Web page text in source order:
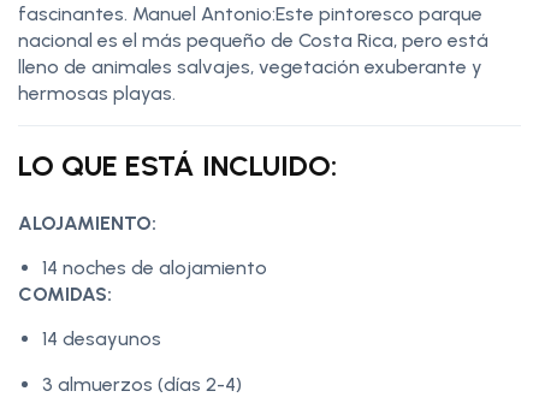
fascinantes. Manuel Antonio:Este pintoresco parque
nacional es el más pequeño de Costa Rica, pero está
lleno de animales salvajes, vegetación exuberante y
hermosas playas.
LO QUE ESTÁ INCLUIDO:
ALOJAMIENTO:
14 noches de alojamiento
COMIDAS:
14 desayunos
3 almuerzos (días 2-4)